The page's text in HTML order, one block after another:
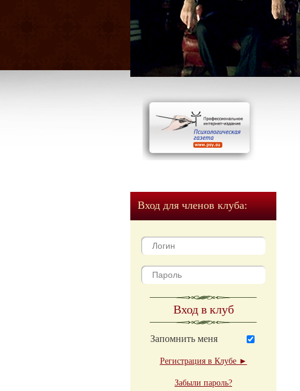
Вход для членов клуба:
Вход в клуб
Запомнить меня
Регистрация в Клубе ►
Забыли пароль?